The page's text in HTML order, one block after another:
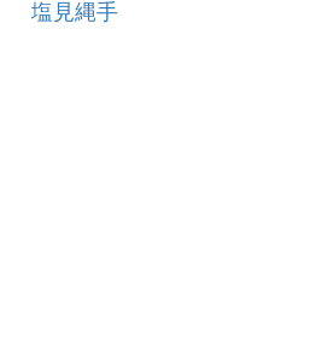
塩見縄手